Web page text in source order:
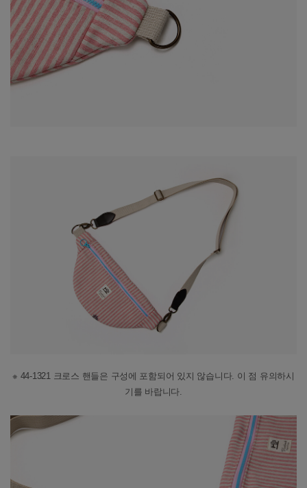
※ 44-1321 크로스 핸들은 구성에 포함되어 있지 않습니다. 이 점 유의하시
기를 바랍니다.